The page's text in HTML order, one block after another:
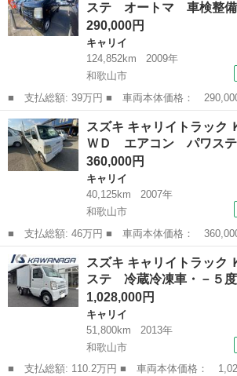
ーウィンドウ 社...ステ オートマ 車検整
290,000円
キャリイ
124,852km
2009年
和歌山市
■ 支払総額: 39万円 ■ 車両本体価格： 290,000 円 ■ メーカー
名： スズキ ■ 車種名： キャリイトラック
Ｃエアコン・パワステ オートマ 車検整備付
コン パワーステ...
和歌山 和歌山市 キャリイ
スズキ キャリイトラッ
ＷＤ エアコン パワス
360,000円
キャリイ
40,125km
2007年
和歌山市
■ 支払総額: 46万円 ■ 車両本体価格： 360,000 円 ■ メーカー
名： スズキ ■ 車種名： キャリイトラック
Ｃ オートマ ４ＷＤ エアコン パワステ 車
なし 走行距離４...
和歌山 キャリイ
スズキ キャリイトラック
ステ 冷蔵冷凍車・－５
1,028,000円
キャリイ
51,800km
2013年
和歌山市
■ 支払総額: 110.2万円 ■ 車両本体価格： 1,028,000 円 ■ メーカ